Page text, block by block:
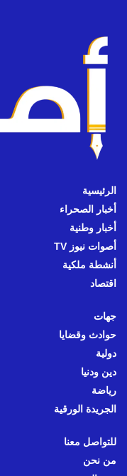
الرئيسية
أخبار الصحراء
أخبار وطنية
أصوات نيوز TV
أنشطة ملكية
اقتصاد
جهات
حوادث وقضايا
دولية
دين ودنيا
رياضة
الجريدة الورقية
للتواصل معنا
من نحن